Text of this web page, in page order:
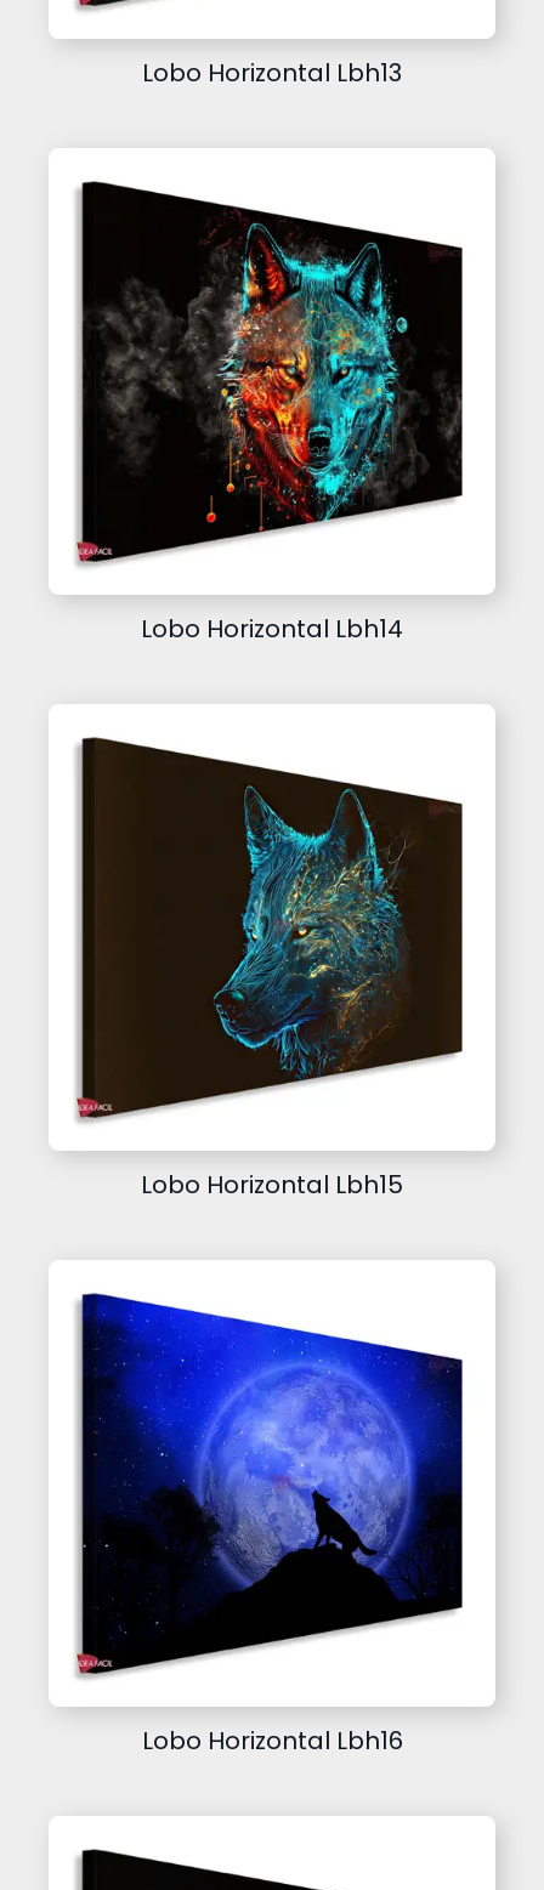
Lobo Horizontal Lbh13
Lobo Horizontal Lbh14
Lobo Horizontal Lbh15
Lobo Horizontal Lbh16